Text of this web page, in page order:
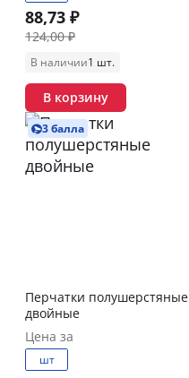
88,73 ₽
124,00 ₽
В наличии1 шт.
В корзину
3 балла
Перчатки полушерстяные
двойные
Цена за
шт